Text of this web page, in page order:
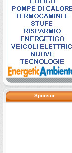
Sponsor